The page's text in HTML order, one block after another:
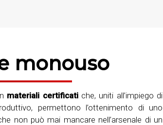
monouso
materiali certificatiche, uniti all’impiego di
permettono l’ottenimento di uno
non può mai mancare nell’arsenale di un